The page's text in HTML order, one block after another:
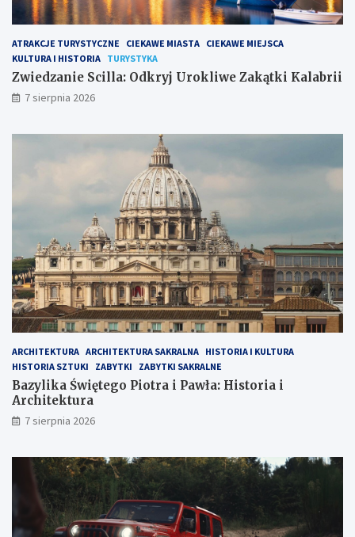
ATRAKCJE TURYSTYCZNE CIEKAWE MIASTA CIEKAWE MIEJSCA
KULTURA I HISTORIA TURYSTYKA
Zwiedzanie Scilla: Odkryj Urokliwe Zakątki Kalabrii
7 sierpnia 2026
ARCHITEKTURA ARCHITEKTURA SAKRALNA HISTORIA I KULTURA
HISTORIA SZTUKI
ZABYTKI ZABYTKI SAKRALNE
Bazylika Świętego Piotra i Pawła: Historia i
Architektura
7 sierpnia 2026